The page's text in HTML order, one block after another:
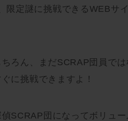
限定謎に挑戦できるWEBサ
ろん、まだSCRAP団員で
に挑戦できますよ！
SCRAP団になってボリュ